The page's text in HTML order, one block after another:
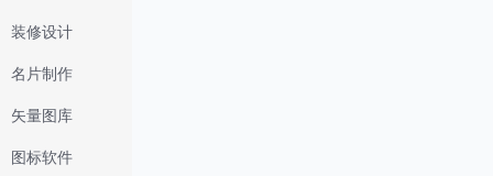
装修设计
名片制作
矢量图库
图标软件